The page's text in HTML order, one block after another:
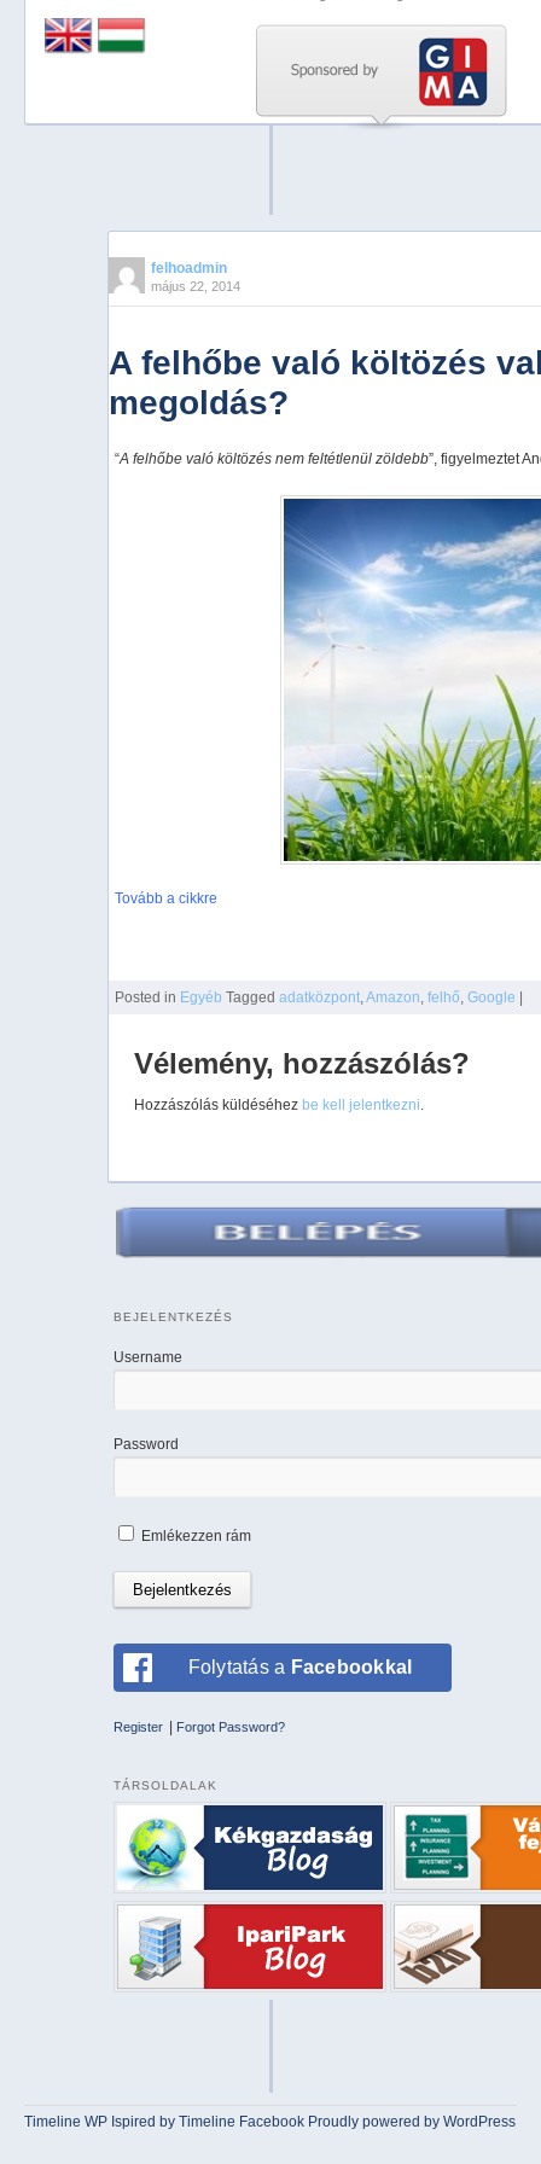
felhoadmin
május 22, 2014
A felhőbe való költözés
megoldás?
“A felhőbe való költözés nem feltétlenül zöldebb”, figyelmeztet
Tovább a cikkre
Posted in Egyéb Tagged adatközpont,Amazon, felhő, Google
Vélemény, hozzászólás?
Hozzászólás küldéséhez be kell jelentkezni.
BEJELENTKEZÉS
Username
Password
Emlékezzen rám
Folytatás a Facebookkal
Register Forgot Password?
TÁRSOLDALAK
Timeline WP Ispired byTimeline Facebook Proudly powered by WordPress